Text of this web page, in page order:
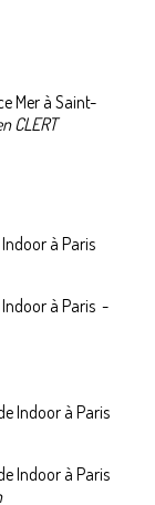
Mer à Saint-
CLERT
à Paris
à Paris -
Indoor à Paris
Indoor à Paris